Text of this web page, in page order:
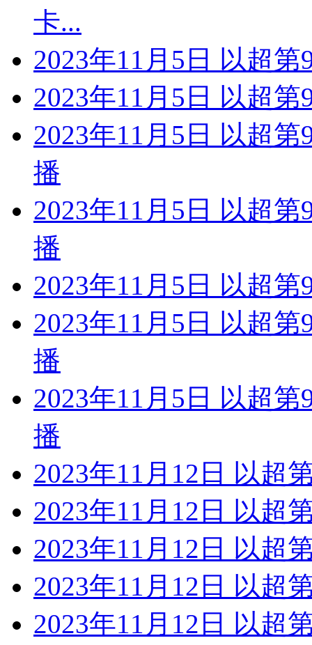
卡...
2023年11月5日 以超
2023年11月5日 以超
2023年11月5日 以超
播
2023年11月5日 以超
播
2023年11月5日 以超
2023年11月5日 以超
播
2023年11月5日 以超
播
2023年11月12日 以超
2023年11月12日 以超
2023年11月12日 以超
2023年11月12日 以超
2023年11月12日 以超